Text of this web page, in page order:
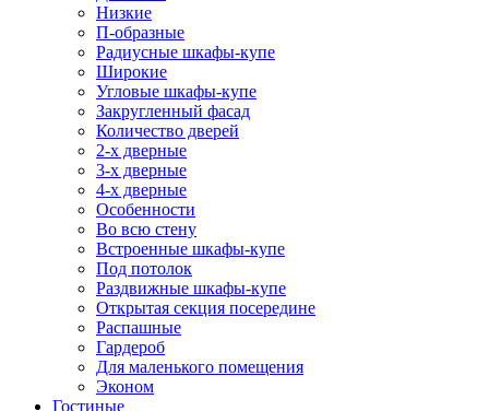
Низкие
П-образные
Радиусные шкафы-купе
Широкие
Угловые шкафы-купе
Закругленный фасад
Количество дверей
2-х дверные
3-х дверные
4-х дверные
Особенности
Во всю стену
Встроенные шкафы-купе
Под потолок
Раздвижные шкафы-купе
Открытая секция посередине
Распашные
Гардероб
Для маленького помещения
Эконом
Гостиные